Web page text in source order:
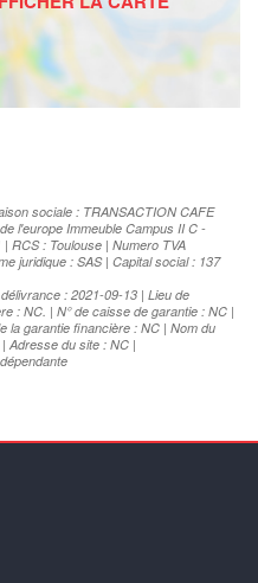
sociale : TRANSACTION CAFE
l'europe Immeuble Campus II C -
RCS : Toulouse | Numero TVA
juridique : SAS | Capital social : 137
: 2021-09-13 | Lieu de
: NC. | N° de caisse de garantie : NC |
la garantie financière : NC | Nom du
Adresse du site : NC |